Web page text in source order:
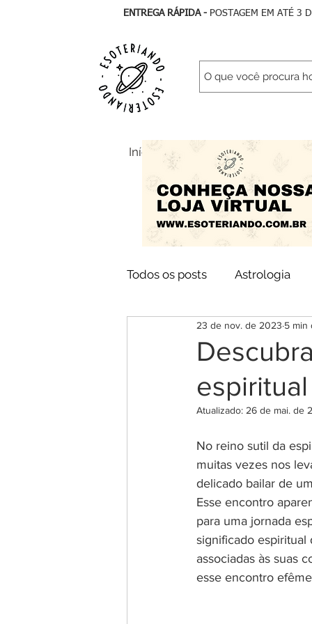
ENTREGA RÁPIDA - POSTAGEM EM ATÉ 3
Início Todos Artigos
Todos os posts Astrologia
Rituais para o Amor e
Rituais para Saúde e Bem
Magia das ervas
Espiritualidade Salmos
Significado das Horas Iguais
23 de nov. de 2023 5 min
Atualizado: 26 de mai. de
No reino sutil da
muitas vezes nos
delicado bailar de
Esse encontro
para uma jornada
significado
associadas às suas
esse encontro